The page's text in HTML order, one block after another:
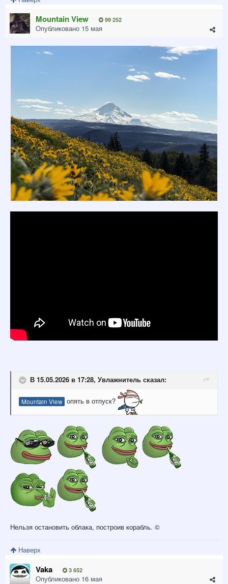
Mountain View 99 252
Опубликовано 15 мая
В 15.05.2026 в 17:28, Увлажнитель сказал:
Mountain View опять в отпуск?
Нельзя остановить облака, построив корабль. ©
Наверх
Vaka 3 652
Опубликовано 16 мая